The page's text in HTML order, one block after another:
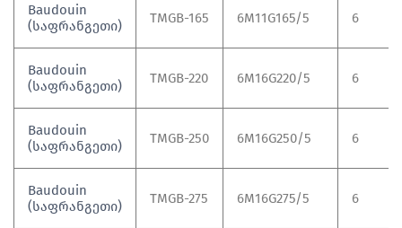
Baudouin
(საფრანგეთი)
TMGB-165 6M11G165/5 6
Baudouin
(საფრანგეთი)
TMGB-220 6M16G220/5 6
Baudouin
(საფრანგეთი)
TMGB-250 6M16G250/5 6
Baudouin
(საფრანგეთი)
TMGB-275 6M16G275/5 6